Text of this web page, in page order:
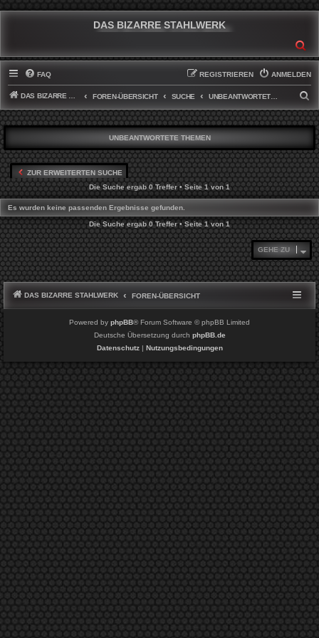
DAS BIZARRE STAHLWERK
FAQ ANMELDEN
REGISTRIEREN
DAS BIZARRE STAHLWERK FOREN-ÜBERSICHT SUCHE
U
C
H
E
UNBEANTWORTETE THEMEN
ZUR ERWEITERTEN SUCHE
Die Suche ergab 0 Treffer • Seite1von1
Es wurden keine passenden Ergebnisse gefunden.
Die Suche ergab 0 Treffer • Seite1von1
GEHE ZU
DAS BIZARRE STAHLWERK FOREN-ÜBERSICHT
Powered by phpBB® Forum Software © phpBB Limited
Deutsche Übersetzung durch phpBB.de
Datenschutz| Nutzungsbedingungen